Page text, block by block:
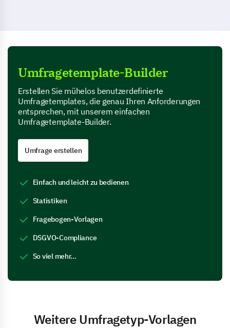
Umfragetemplate-Builder
Erstellen Sie mühelos benutzerdefinierte
Umfragetemplates, die genau Ihren Anforderungen
entsprechen, mit unserem einfachen
Umfragetemplate-Builder.
Umfrage erstellen
Einfach und leicht zu bedienen
Statistiken
Fragebogen-Vorlagen
DSGVO-Compliance
So viel mehr…
Weitere Umfragetyp-Vorlagen